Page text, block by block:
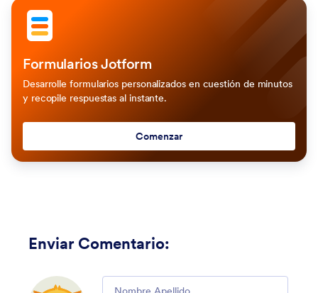
Formularios Jotform
Desarrolle formularios personalizados en cuestión de minutos
y recopile respuestas al instante.
Comenzar
Enviar Comentario:
Comment